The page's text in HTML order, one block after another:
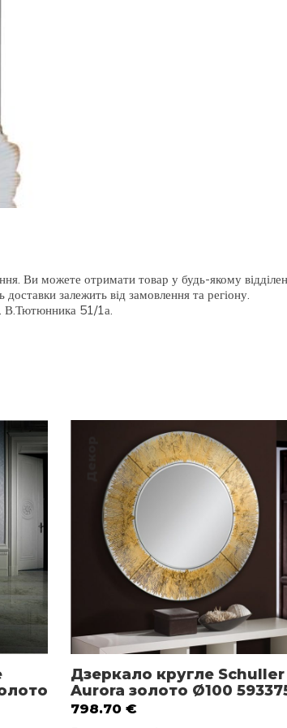
Ви можете отримати товар у будь-якому
залежить від замовлення та регіону.
В.Тютюнника 51/1а.
Дзеркало кругле Schuller
Aurora золото Ø100
798.70 €